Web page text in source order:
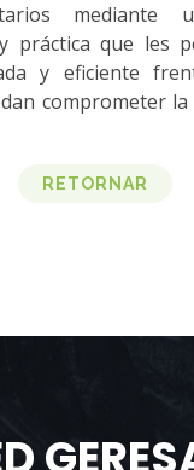
mediante
práctica que les
y eficiente
comprometer la
RETORNAR